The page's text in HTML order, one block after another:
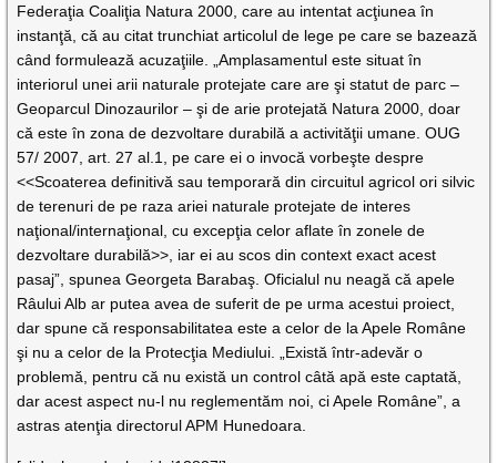
Federaţia Coaliţia Natura 2000, care au intentat acţiunea în
instanţă, că au citat trunchiat articolul de lege pe care se bazează
când formulează acuzaţiile. „Amplasamentul este situat în
interiorul unei arii naturale protejate care are şi statut de parc –
Geoparcul Dinozaurilor – şi de arie protejată Natura 2000, doar
că este în zona de dezvoltare durabilă a activităţii umane. OUG
57/ 2007, art. 27 al.1, pe care ei o invocă vorbeşte despre
<<Scoaterea definitivă sau temporară din circuitul agricol ori silvic
de terenuri de pe raza ariei naturale protejate de interes
naţional/internaţional, cu excepţia celor aflate în zonele de
dezvoltare durabilă>>, iar ei au scos din context exact acest
pasaj”, spunea Georgeta Barabaş. Oficialul nu neagă că apele
Râului Alb ar putea avea de suferit de pe urma acestui proiect,
dar spune că responsabilitatea este a celor de la Apele Române
şi nu a celor de la Protecţia Mediului. „Există într-adevăr o
problemă, pentru că nu există un control câtă apă este captată,
dar acest aspect nu-l nu reglementăm noi, ci Apele Române”, a
astras atenţia directorul APM Hunedoara.